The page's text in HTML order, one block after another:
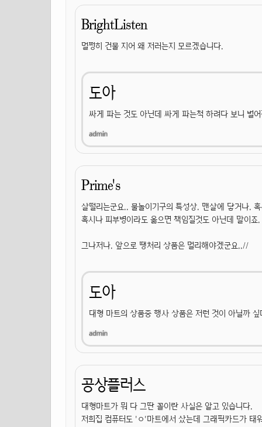
BrightListen
멀쩡히 건물 지어 왜 저러는지 모르겠습니다.
도아
싸게 파는 것도 아닌데 싸게 파는척 하려다 보니 벌
Prime's
살떨리는군요.. 물놀이기구의 특성상. 맨살에 닿거나.
혹시나 피부병이라도 옮으면 책임질것도 아닌데 말이죠.
그나저나. 앞으로 땡처리 상품은 멀리해야겠군요..//
도아
대형 마트의 상품중 행사 상품은 저런 것이 아닐까
공상플러스
대형마트가 뭐 다 그딴 꼴이란 사실은 알고 있습니다.
저희집 컴퓨터도 'ㅇ'마트에서 샀는데 그래픽카드가 태